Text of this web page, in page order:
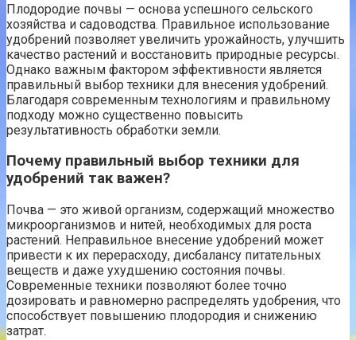
Плодородие почвы — основа успешного сельского
хозяйства и садоводства. Правильное использование
удобрений позволяет увеличить урожайность, улучшить
качество растений и восстановить природные ресурсы.
Однако важным фактором эффективности является
правильный выбор техники для внесения удобрений.
Благодаря современным технологиям и правильному
подходу можно существенно повысить
результативность обработки земли.
Почему правильный выбор техники для
удобрений так важен?
Почва — это живой организм, содержащий множество
микроорганизмов и нитей, необходимых для роста
растений. Неправильное внесение удобрений может
привести к их перерасходу, дисбалансу питательных
веществ и даже ухудшению состояния почвы.
Современные техники позволяют более точно
дозировать и равномерно распределять удобрения, что
способствует повышению плодородия и снижению
затрат.